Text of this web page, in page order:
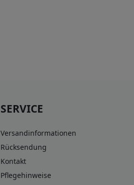
SERVICE
Versandinformationen
Rücksendung
Kontakt
Pflegehinweise